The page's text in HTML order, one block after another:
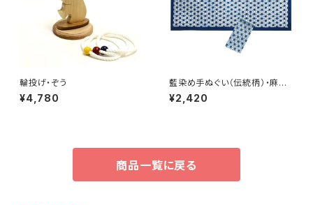
輪投げ・ぞう
¥4,780
藍染め手ぬぐい（伝統柄）・麻の
葉
¥2,420
商品一覧に戻る